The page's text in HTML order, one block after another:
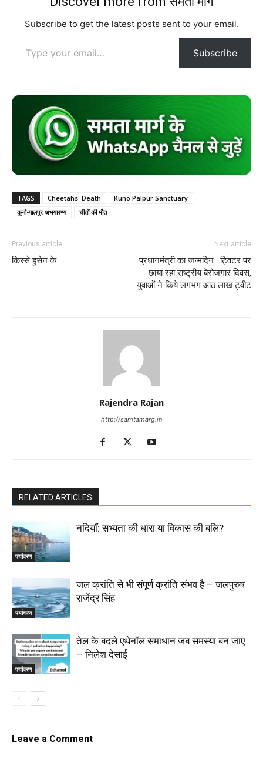
Subscribe to get the latest posts sent to your email.
Type your email…
Subscribe
TAGS Cheetahs' Death
Kuno Palpur Sanctuary
कूनो-पालपुर अभयारण्य
चीतों की मौत
Previous article
किस्से हुसेन के
Next article
प्रधानमंत्री का जन्मदिन : ट्विटर पर
छाया रहा राष्ट्रीय बेरोजगार दिवस,
युवाओं ने किये लगभग आठ लाख ट्वीट
Rajendra Rajan
http://samtamarg.in
RELATED ARTICLES
पर्यावरण
नदियाँ: सभ्यता की धारा या विकास की बलि?
पर्यावरण
जल क्रांति से भी संपूर्ण क्रांति संभव है – जलपुरुष
राजेंद्र सिंह
पर्यावरण
तेल के बदले एथेनॉल समाधान जब समस्या बन जाए
– निलेश देसाई
Leave a Comment